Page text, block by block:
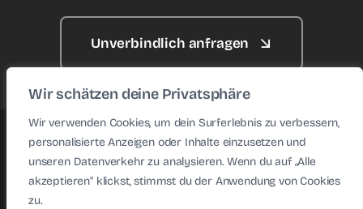
Wir schätzen deine Privatsphäre
Wir verwenden Cookies, um dein Surferlebnis zu verbessern,
personalisierte Anzeigen oder Inhalte einzusetzen und
unseren Datenverkehr zu analysieren. Wenn du auf „Alle
akzeptieren" klickst, stimmst du der Anwendung von Cookies
zu.
Unverbindlich anfragen
© 2026 • Health Rockstars • Website made with ♥ by
KAFFENBERGER